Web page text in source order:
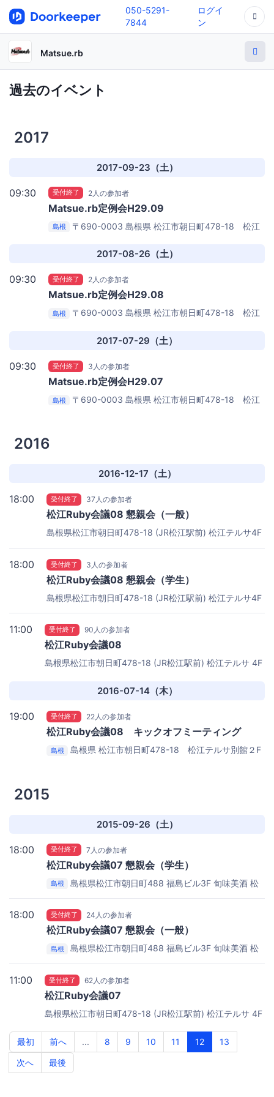
050-5291-
7844
ログイ
ン
Matsue.rb
過去のイベント
2017
2017-09-23（土）
09:30 受付終了 2人の参加者
Matsue.rb定例会H29.09
島根
〒690-0003 島根県 松江市朝日町478-18 松江
2017-08-26（土）
09:30 受付終了 2人の参加者
Matsue.rb定例会H29.08
島根
〒690-0003 島根県 松江市朝日町478-18 松江
2017-07-29（土）
09:30 受付終了 3人の参加者
Matsue.rb定例会H29.07
島根
〒690-0003 島根県 松江市朝日町478-18 松江
2016
2016-12-17（土）
18:00 受付終了 37人の参加者
松江Ruby会議08 懇親会（一般）
島根県松江市朝日町478-18 (JR松江駅前) 松江テルサ4F
18:00 受付終了 3人の参加者
松江Ruby会議08 懇親会（学生）
島根県松江市朝日町478-18 (JR松江駅前) 松江テルサ4F
11:00 受付終了 90人の参加者
松江Ruby会議08
島根県松江市朝日町478-18 (JR松江駅前) 松江テルサ 4F
2016-07-14（木）
19:00 受付終了 22人の参加者
松江Ruby会議08 キックオフミーティング
島根
島根県 松江市朝日町478-18 松江テルサ別館２F
2015
2015-09-26（土）
18:00 受付終了 7人の参加者
松江Ruby会議07 懇親会（学生）
島根 島根県松江市朝日町488 福島ビル3F 旬味美酒 松
18:00 受付終了 24人の参加者
松江Ruby会議07 懇親会（一般）
島根 島根県松江市朝日町488 福島ビル3F 旬味美酒 松
11:00 受付終了 62人の参加者
松江Ruby会議07
島根県松江市朝日町478-18 (JR松江駅前) 松江テルサ 4F
最初
前へ ... 8 9 10 11 12
13
次へ
最後